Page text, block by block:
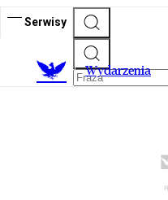
Serwisy
Wydarzenia